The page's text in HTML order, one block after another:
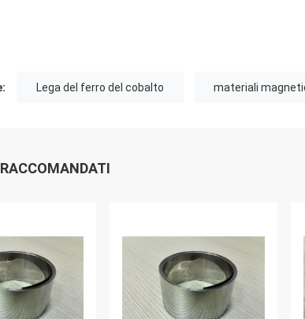
Lega del ferro del cobalto materiali